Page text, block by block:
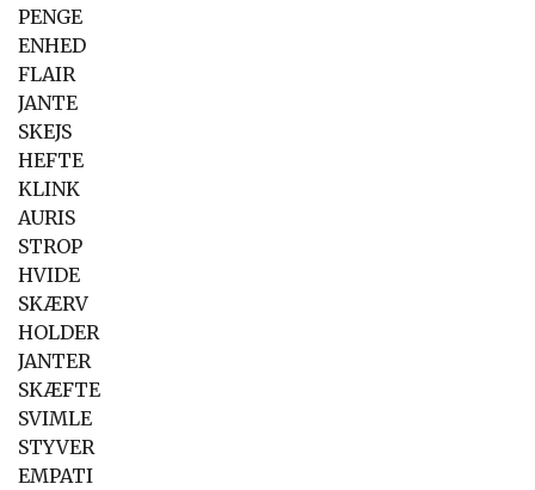
PENGE
ENHED
FLAIR
JANTE
SKEJS
HEFTE
KLINK
AURIS
STROP
HVIDE
SKÆRV
HOLDER
JANTER
SKÆFTE
SVIMLE
STYVER
EMPATI